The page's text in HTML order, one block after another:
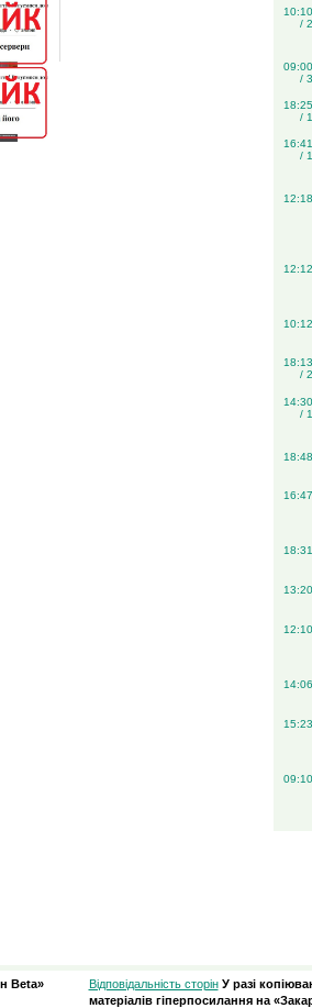
10:10
/ 2
09:00
/ 3
18:25
/ 1
16:41
/ 1
12:18
12:12
10:12
18:13
/ 2
14:30
/ 1
18:48
16:47
18:31
13:20
12:10
14:06
15:23
09:10
Beta»
Відповідальність сторін У разі
матеріалів гіперпосилання на